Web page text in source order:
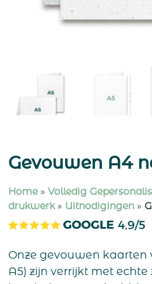
Gevouwen A4
Home» Volledig
drukwerk» Uitnodigingen »
Onze gevouwen kaarten
A5) zijn verrijkt met echte